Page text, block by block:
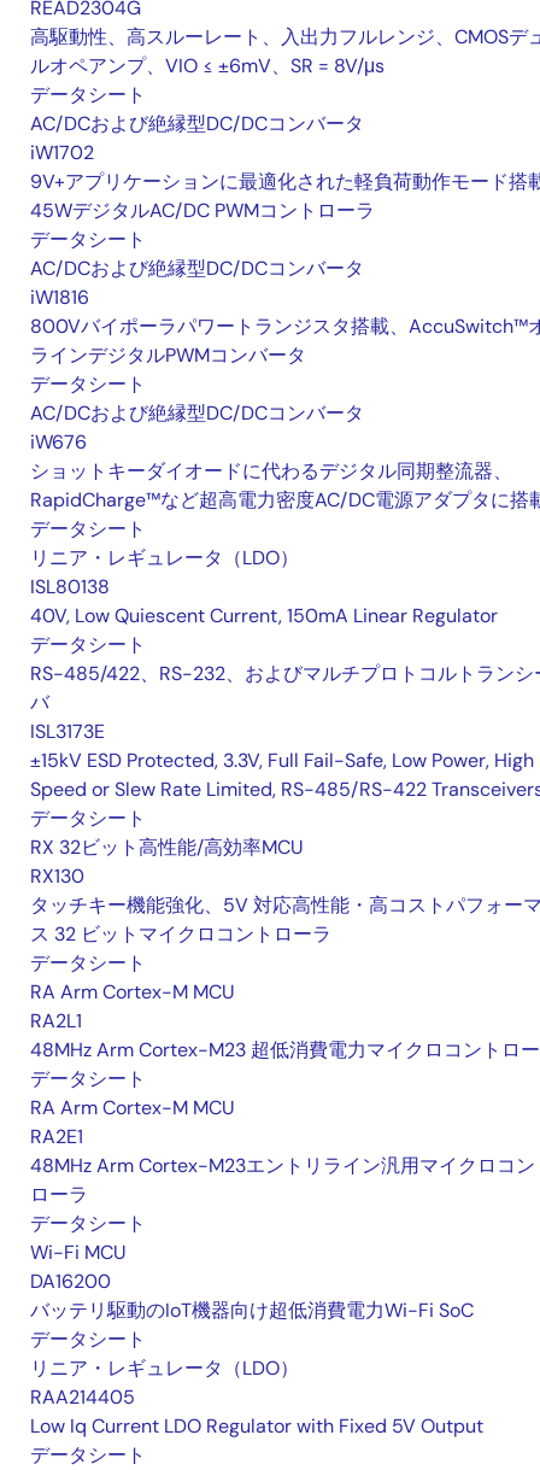
READ2304G
高駆動性、高スルーレート、入出力フルレンジ、CMOSデ
ルオペアンプ、VIO ≤ ±6mV、SR = 8V/μs
データシート
AC/DCおよび絶縁型DC/DCコンバータ
iW1702
9V+アプリケーションに最適化された軽負荷動作モード搭
45WデジタルAC/DC PWMコントローラ
データシート
AC/DCおよび絶縁型DC/DCコンバータ
iW1816
800Vバイポーラパワートランジスタ搭載、AccuSwitch™
ラインデジタルPWMコンバータ
データシート
AC/DCおよび絶縁型DC/DCコンバータ
iW676
ショットキーダイオードに代わるデジタル同期整流器、
RapidCharge™など超高電力密度AC/DC電源アダプタに搭
データシート
リニア・レギュレータ（LDO）
ISL80138
40V, Low Quiescent Current, 150mA Linear Regulator
データシート
RS-485/422、RS-232、およびマルチプロトコルトランシ
バ
ISL3173E
±15kV ESD Protected, 3.3V, Full Fail-Safe, Low Power, High
Speed or Slew Rate Limited, RS-485/RS-422
データシート
RX 32ビット高性能/高効率MCU
RX130
タッチキー機能強化、5V 対応高性能・高コストパフォー
ス 32 ビットマイクロコントローラ
データシート
RA Arm Cortex-M MCU
RA2L1
48MHz Arm Cortex-M23 超低消費電力マイクロコントロ
データシート
RA Arm Cortex-M MCU
RA2E1
48MHz Arm Cortex-M23エントリライン汎用マイクロコン
ローラ
データシート
Wi-Fi MCU
DA16200
バッテリ駆動のIoT機器向け超低消費電力Wi-Fi SoC
データシート
リニア・レギュレータ（LDO）
RAA214405
Low Iq Current LDO Regulator with Fixed 5V Output
データシート